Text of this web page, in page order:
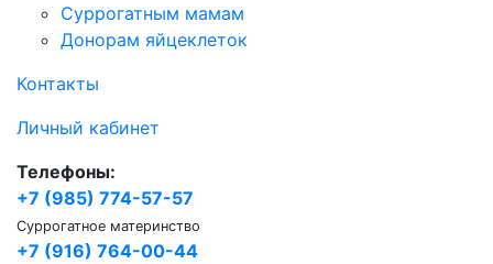
Суррогатным мамам
Донорам яйцеклеток
Контакты
Личный кабинет
Телефоны:
+7 (985) 774-57-57
Суррогатное материнство
+7 (916) 764-00-44